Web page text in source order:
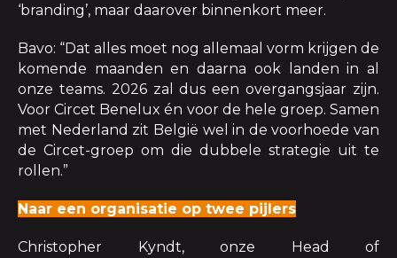
‘branding’, maar daarover binnenkort meer.
Bavo: “Dat alles moet nog allemaal vorm krijgen de
komende maanden en daarna ook landen in al
onze teams. 2026 zal dus een overgangsjaar zijn.
Voor Circet Benelux én voor de hele groep. Samen
met Nederland zit België wel in de voorhoede van
de Circet-groep om die dubbele strategie uit te
rollen.”
Naar een organisatie op twee pijlers
Christopher Kyndt, onze Head of